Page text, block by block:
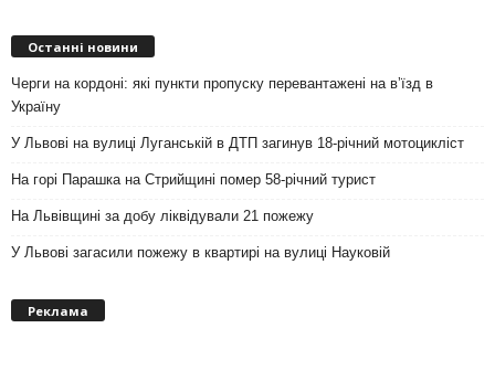
Останні новини
Черги на кордоні: які пункти пропуску перевантажені на вʼїзд в
Україну
У Львові на вулиці Луганській в ДТП загинув 18-річний мотоцикліст
На горі Парашка на Стрийщині помер 58-річний турист
На Львівщині за добу ліквідували 21 пожежу
У Львові загасили пожежу в квартирі на вулиці Науковій
Реклама